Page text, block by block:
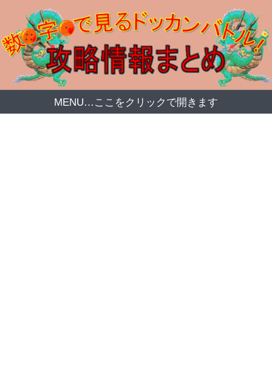
MENU…ここをクリックで開きます